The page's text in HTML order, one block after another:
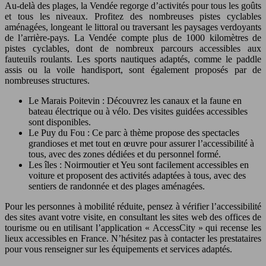
Au-delà des plages, la Vendée regorge d’activités pour tous les goûts
et tous les niveaux. Profitez des nombreuses pistes cyclables
aménagées, longeant le littoral ou traversant les paysages verdoyants
de l’arrière-pays. La Vendée compte plus de 1000 kilomètres de
pistes cyclables, dont de nombreux parcours accessibles aux
fauteuils roulants. Les sports nautiques adaptés, comme le paddle
assis ou la voile handisport, sont également proposés par de
nombreuses structures.
Le Marais Poitevin : Découvrez les canaux et la faune en
bateau électrique ou à vélo. Des visites guidées accessibles
sont disponibles.
Le Puy du Fou : Ce parc à thème propose des spectacles
grandioses et met tout en œuvre pour assurer l’accessibilité à
tous, avec des zones dédiées et du personnel formé.
Les îles : Noirmoutier et Yeu sont facilement accessibles en
voiture et proposent des activités adaptées à tous, avec des
sentiers de randonnée et des plages aménagées.
Pour les personnes à mobilité réduite, pensez à vérifier l’accessibilité
des sites avant votre visite, en consultant les sites web des offices de
tourisme ou en utilisant l’application « AccessCity » qui recense les
lieux accessibles en France. N’hésitez pas à contacter les prestataires
pour vous renseigner sur les équipements et services adaptés.